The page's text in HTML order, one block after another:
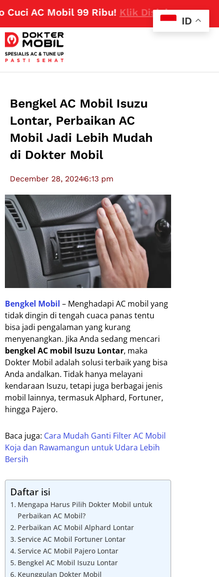
AC Mobil 99 Ribu!Klik Disini
Bengkel AC Mobil Isuzu
Lontar, Perbaikan AC
Mobil Jadi Lebih Mudah
di Dokter Mobil
December 28, 20246:13 pm
Bengkel Mobil – Menghadapi AC mobil yang
tidak dingin di tengah cuaca panas tentu
bisa jadi pengalaman yang kurang
menyenangkan. Jika Anda sedang mencari
bengkel AC mobil Isuzu Lontar, maka
Dokter Mobil adalah solusi terbaik yang bisa
Anda andalkan. Tidak hanya melayani
kendaraan Isuzu, tetapi juga berbagai jenis
mobil lainnya, termasuk Alphard, Fortuner,
hingga Pajero.
Baca juga: Cara Mudah Ganti Filter AC Mobil
Koja dan Rawamangun untuk Udara Lebih
Bersih
Daftar isi
Mengapa Harus Pilih Dokter Mobil untuk
Perbaikan AC Mobil?
Perbaikan AC Mobil Alphard Lontar
Service AC Mobil Fortuner Lontar
Service AC Mobil Pajero Lontar
Bengkel AC Mobil Isuzu Lontar
Keunggulan Dokter Mobil
ID